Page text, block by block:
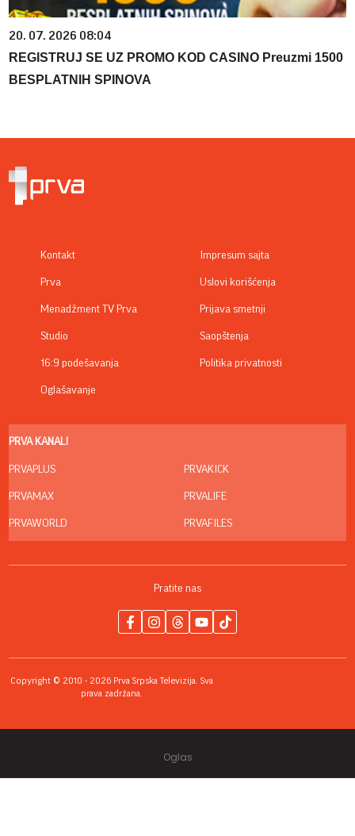
20. 07. 2026 08:04
REGISTRUJ SE UZ PROMO KOD CASINO Preuzmi 1500
BESPLATNIH SPINOVA
Kontakt
Prva
Menadžment TV Prva
Studio
16:9 podešavanja
Oglašavanje
Impresum sajta
Uslovi korišćenja
Prijava smetnji
Saopštenja
Politika privatnosti
PRVA KANALI
PRVAPLUS
PRVAMAX
PRVAWORLD
PRVAKICK
PRVALIFE
PRVAFILES
Pratite nas
Copyright © 2010 - 2026 Prva Srpska Televizija. Sva
prava zadržana.